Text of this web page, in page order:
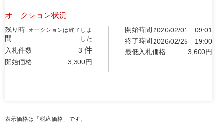
オークション状況
残り時
間
オークションは終了しま
した
入札件数 3 件
開始価格 3,300円
開始時間 2026/02/01
09:01
終了時間 2026/02/25
19:00
最低入札価格
3,600円
表示価格は「税込価格」です。